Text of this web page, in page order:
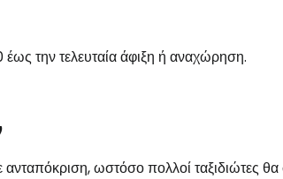
έως την τελευταία άφιξη ή αναχώρηση.
ανταπόκριση, ωστόσο πολλοί ταξιδιώτες
Συνεχίστε με email